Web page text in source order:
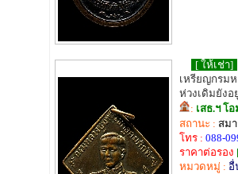
[ ให้เช่า]
เหรียญกรม
ห่วงเดิมยังอ
: เสธ.ฯ โ
สถานะ : สม
โทร : 088-
ราคาต่อรอง
หมวดหมู่ : อื่